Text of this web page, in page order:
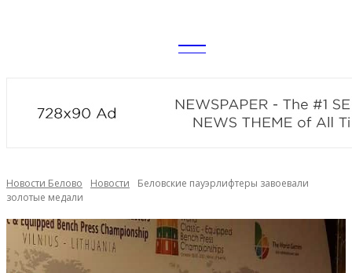
news
Новости Белово Новости
Беловские пауэрлифтеры завоевали
золотые медали